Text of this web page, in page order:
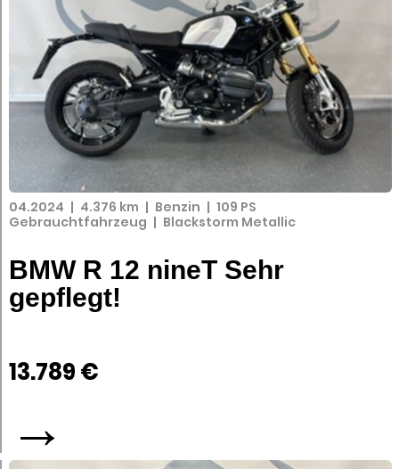
04.2024 | 4.376 km | Benzin | 109 PS
Gebrauchtfahrzeug | Blackstorm Metallic
BMW R 12 nineT Sehr
gepflegt!
13.789 €
→